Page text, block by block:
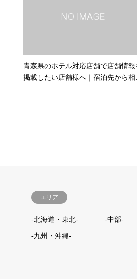
青森県のホテル対応店舗で店舗情報
掲載したい店舗様へ｜宿泊先から
エリア
-北海道・東北- -中部-
-九州・沖縄-